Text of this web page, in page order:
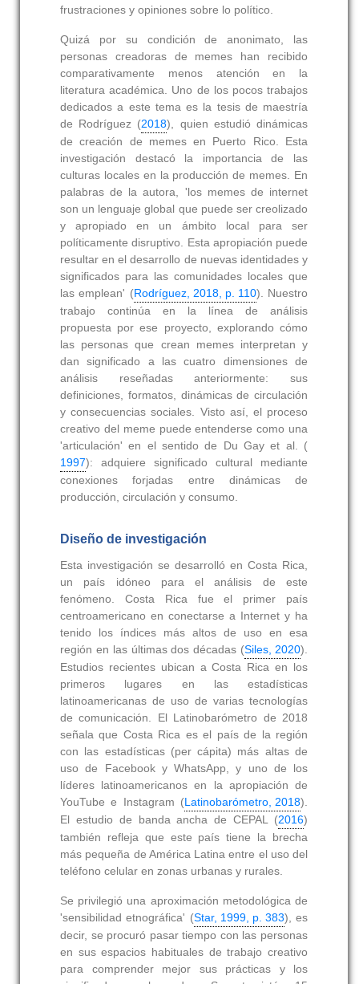
frustraciones y opiniones sobre lo político.
Quizá por su condición de anonimato, las
personas creadoras de memes han recibido
comparativamente menos atención en la
literatura académica. Uno de los pocos trabajos
dedicados a este tema es la tesis de maestría
de Rodríguez (2018), quien estudió dinámicas
de creación de memes en Puerto Rico. Esta
investigación destacó la importancia de las
culturas locales en la producción de memes. En
palabras de la autora, 'los memes de internet
son un lenguaje global que puede ser creolizado
y apropiado en un ámbito local para ser
políticamente disruptivo. Esta apropiación puede
resultar en el desarrollo de nuevas identidades y
significados para las comunidades locales que
las emplean' (Rodríguez, 2018, p. 110). Nuestro
trabajo continúa en la línea de análisis
propuesta por ese proyecto, explorando cómo
las personas que crean memes interpretan y
dan significado a las cuatro dimensiones de
análisis reseñadas anteriormente: sus
definiciones, formatos, dinámicas de circulación
y consecuencias sociales. Visto así, el proceso
creativo del meme puede entenderse como una
'articulación' en el sentido de Du Gay et al. (
1997): adquiere significado cultural mediante
conexiones forjadas entre dinámicas de
producción, circulación y consumo.
Diseño de investigación
Esta investigación se desarrolló en Costa Rica,
un país idóneo para el análisis de este
fenómeno. Costa Rica fue el primer país
centroamericano en conectarse a Internet y ha
tenido los índices más altos de uso en esa
región en las últimas dos décadas (Siles, 2020).
Estudios recientes ubican a Costa Rica en los
primeros lugares en las estadísticas
latinoamericanas de uso de varias tecnologías
de comunicación. El Latinobarómetro de 2018
señala que Costa Rica es el país de la región
con las estadísticas (per cápita) más altas de
uso de Facebook y WhatsApp, y uno de los
líderes latinoamericanos en la apropiación de
YouTube e Instagram (Latinobarómetro, 2018).
El estudio de banda ancha de CEPAL (2016)
también refleja que este país tiene la brecha
más pequeña de América Latina entre el uso del
teléfono celular en zonas urbanas y rurales.
Se privilegió una aproximación metodológica de
'sensibilidad etnográfica' (Star, 1999, p. 383), es
decir, se procuró pasar tiempo con las personas
en sus espacios habituales de trabajo creativo
para comprender mejor sus prácticas y los